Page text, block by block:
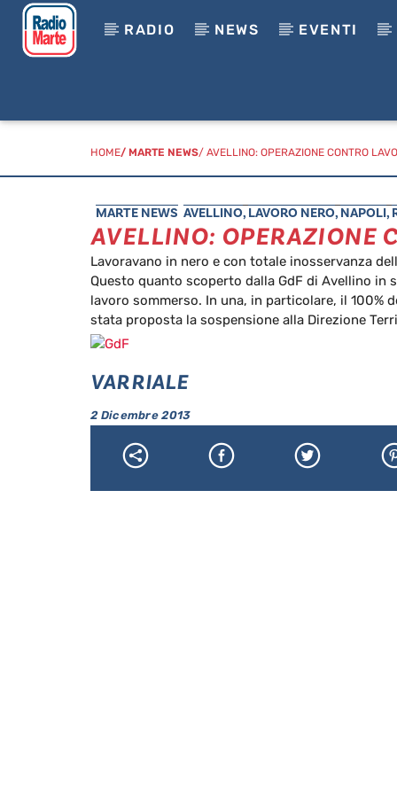
RADIO NEWS EVENTI
HOME/ MARTE NEWS/ AVELLINO: OPERAZIONE CONTRO
MARTE NEWS AVELLINO, LAVORO NERO, NAPOLI,
AVELLINO: OPERAZIONE
Lavoravano in nero e con totale inosservanza
Questo quanto scoperto dalla GdF di Avellino in
lavoro sommerso. In una, in particolare, il 100%
stata proposta la sospensione alla Direzione
VARRIALE
2 Dicembre 2013